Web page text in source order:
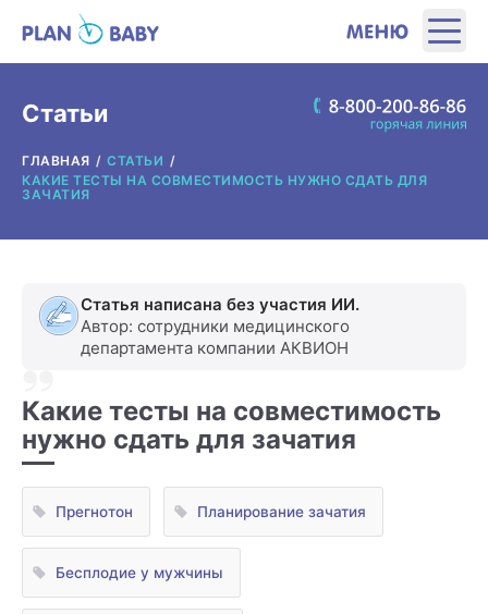
ПРОДУКТЫ
О ПРОИЗВОДИТЕЛЕ
ГДЕ КУПИТЬ?
Статьи
ГЛАВНАЯ
СТАТЬИ
КАКИЕ ТЕСТЫ НА СОВМЕСТИМОСТЬ НУЖНО СДАТЬ ДЛЯ
ЗАЧАТИЯ
Статья написана без участия ИИ.
Автор: сотрудники медицинского
департамента компании АКВИОН
Какие тесты на совместимость
нужно сдать для зачатия
Прегнотон Планирование зачатия
Бесплодие у мужчины